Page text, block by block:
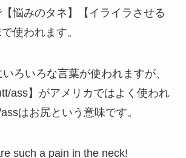
悩みのタネ】【イライラさせる
使われます。
ろいろな言葉が使われますが、
ass】がアメリカではよく使われ
はお尻という意味です。
such a pain in the neck!